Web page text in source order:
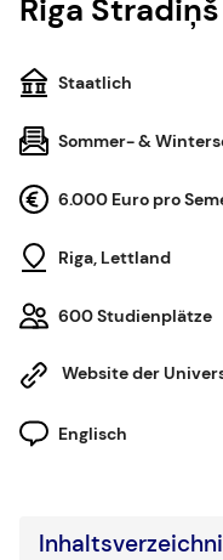
Riga
Staatlich
Sommer- &
6.000 Euro pro
Riga, Lettland
600 Studienplätze
Website der
Englisch